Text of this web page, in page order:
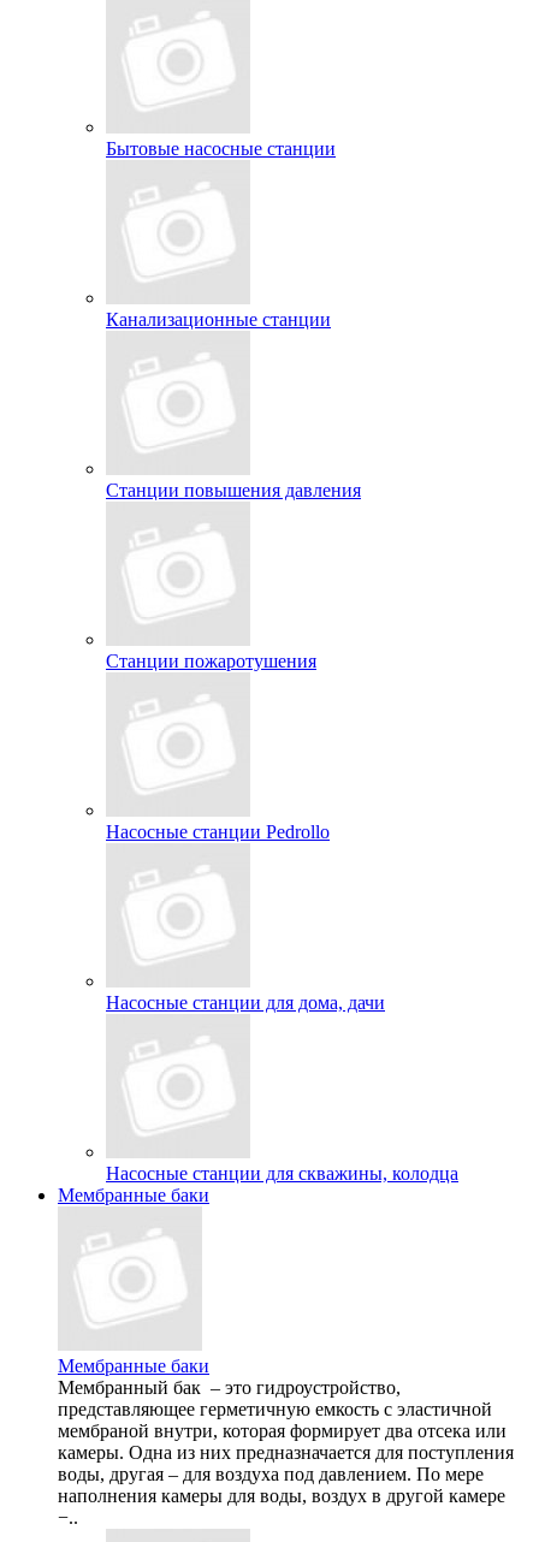
Бытовые насосные станции
Канализационные станции
Станции повышения давления
Станции пожаротушения
Насосные станции Pedrollo
Насосные станции для дома, дачи
Насосные станции для скважины, колодца
Мембранные баки
Мембранные баки
Мембранный бак – это гидроустройство,
представляющее герметичную емкость с эластичной
мембраной внутри, которая формирует два отсека или
камеры. Одна из них предназначается для поступления
воды, другая – для воздуха под давлением. По мере
наполнения камеры для воды, воздух в другой камере
−..